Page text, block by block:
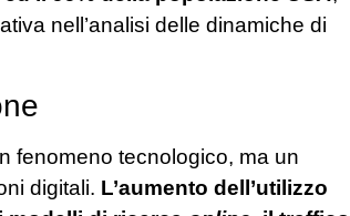
nell’analisi delle dinamiche di
fenomeno tecnologico, ma un
digitali. L’aumento dell’utilizzo